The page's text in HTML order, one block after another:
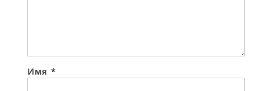
Имя *